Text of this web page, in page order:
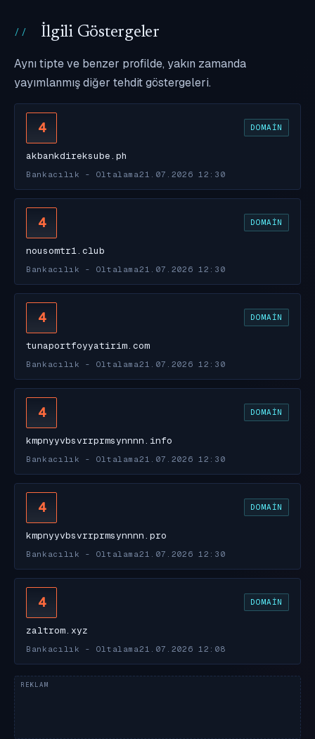
İlgili Göstergeler
Aynı tipte ve benzer profilde, yakın zamanda
yayımlanmış diğer tehdit göstergeleri.
4 DOMAIN
akbankdireksube.ph
Bankacılık - Oltalama21.07.2026 12:30
4 DOMAIN
nousomtr1.club
Bankacılık - Oltalama21.07.2026 12:30
4 DOMAIN
tunaportfoyyatirim.com
Bankacılık - Oltalama21.07.2026 12:30
4 DOMAIN
kmpnyyvbsvrrprmsynnnn.info
Bankacılık - Oltalama21.07.2026 12:30
4 DOMAIN
kmpnyyvbsvrrprmsynnnn.pro
Bankacılık - Oltalama21.07.2026 12:30
4 DOMAIN
zaltrom.xyz
Bankacılık - Oltalama21.07.2026 12:08